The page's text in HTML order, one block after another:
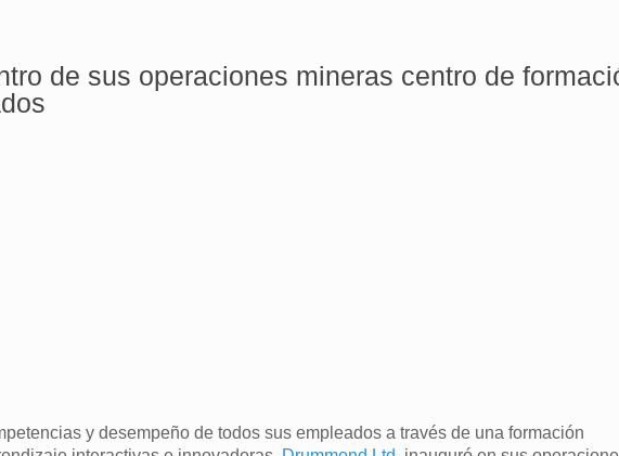
de sus operaciones mineras centro de
y desempeño de todos sus empleados a través de una formación